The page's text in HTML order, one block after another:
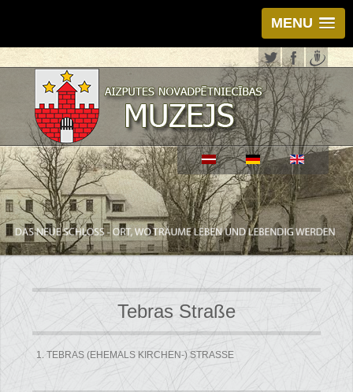
MENU
Tebras Straße
1. TEBRAS (EHEMALS KIRCHEN-) STRASSE